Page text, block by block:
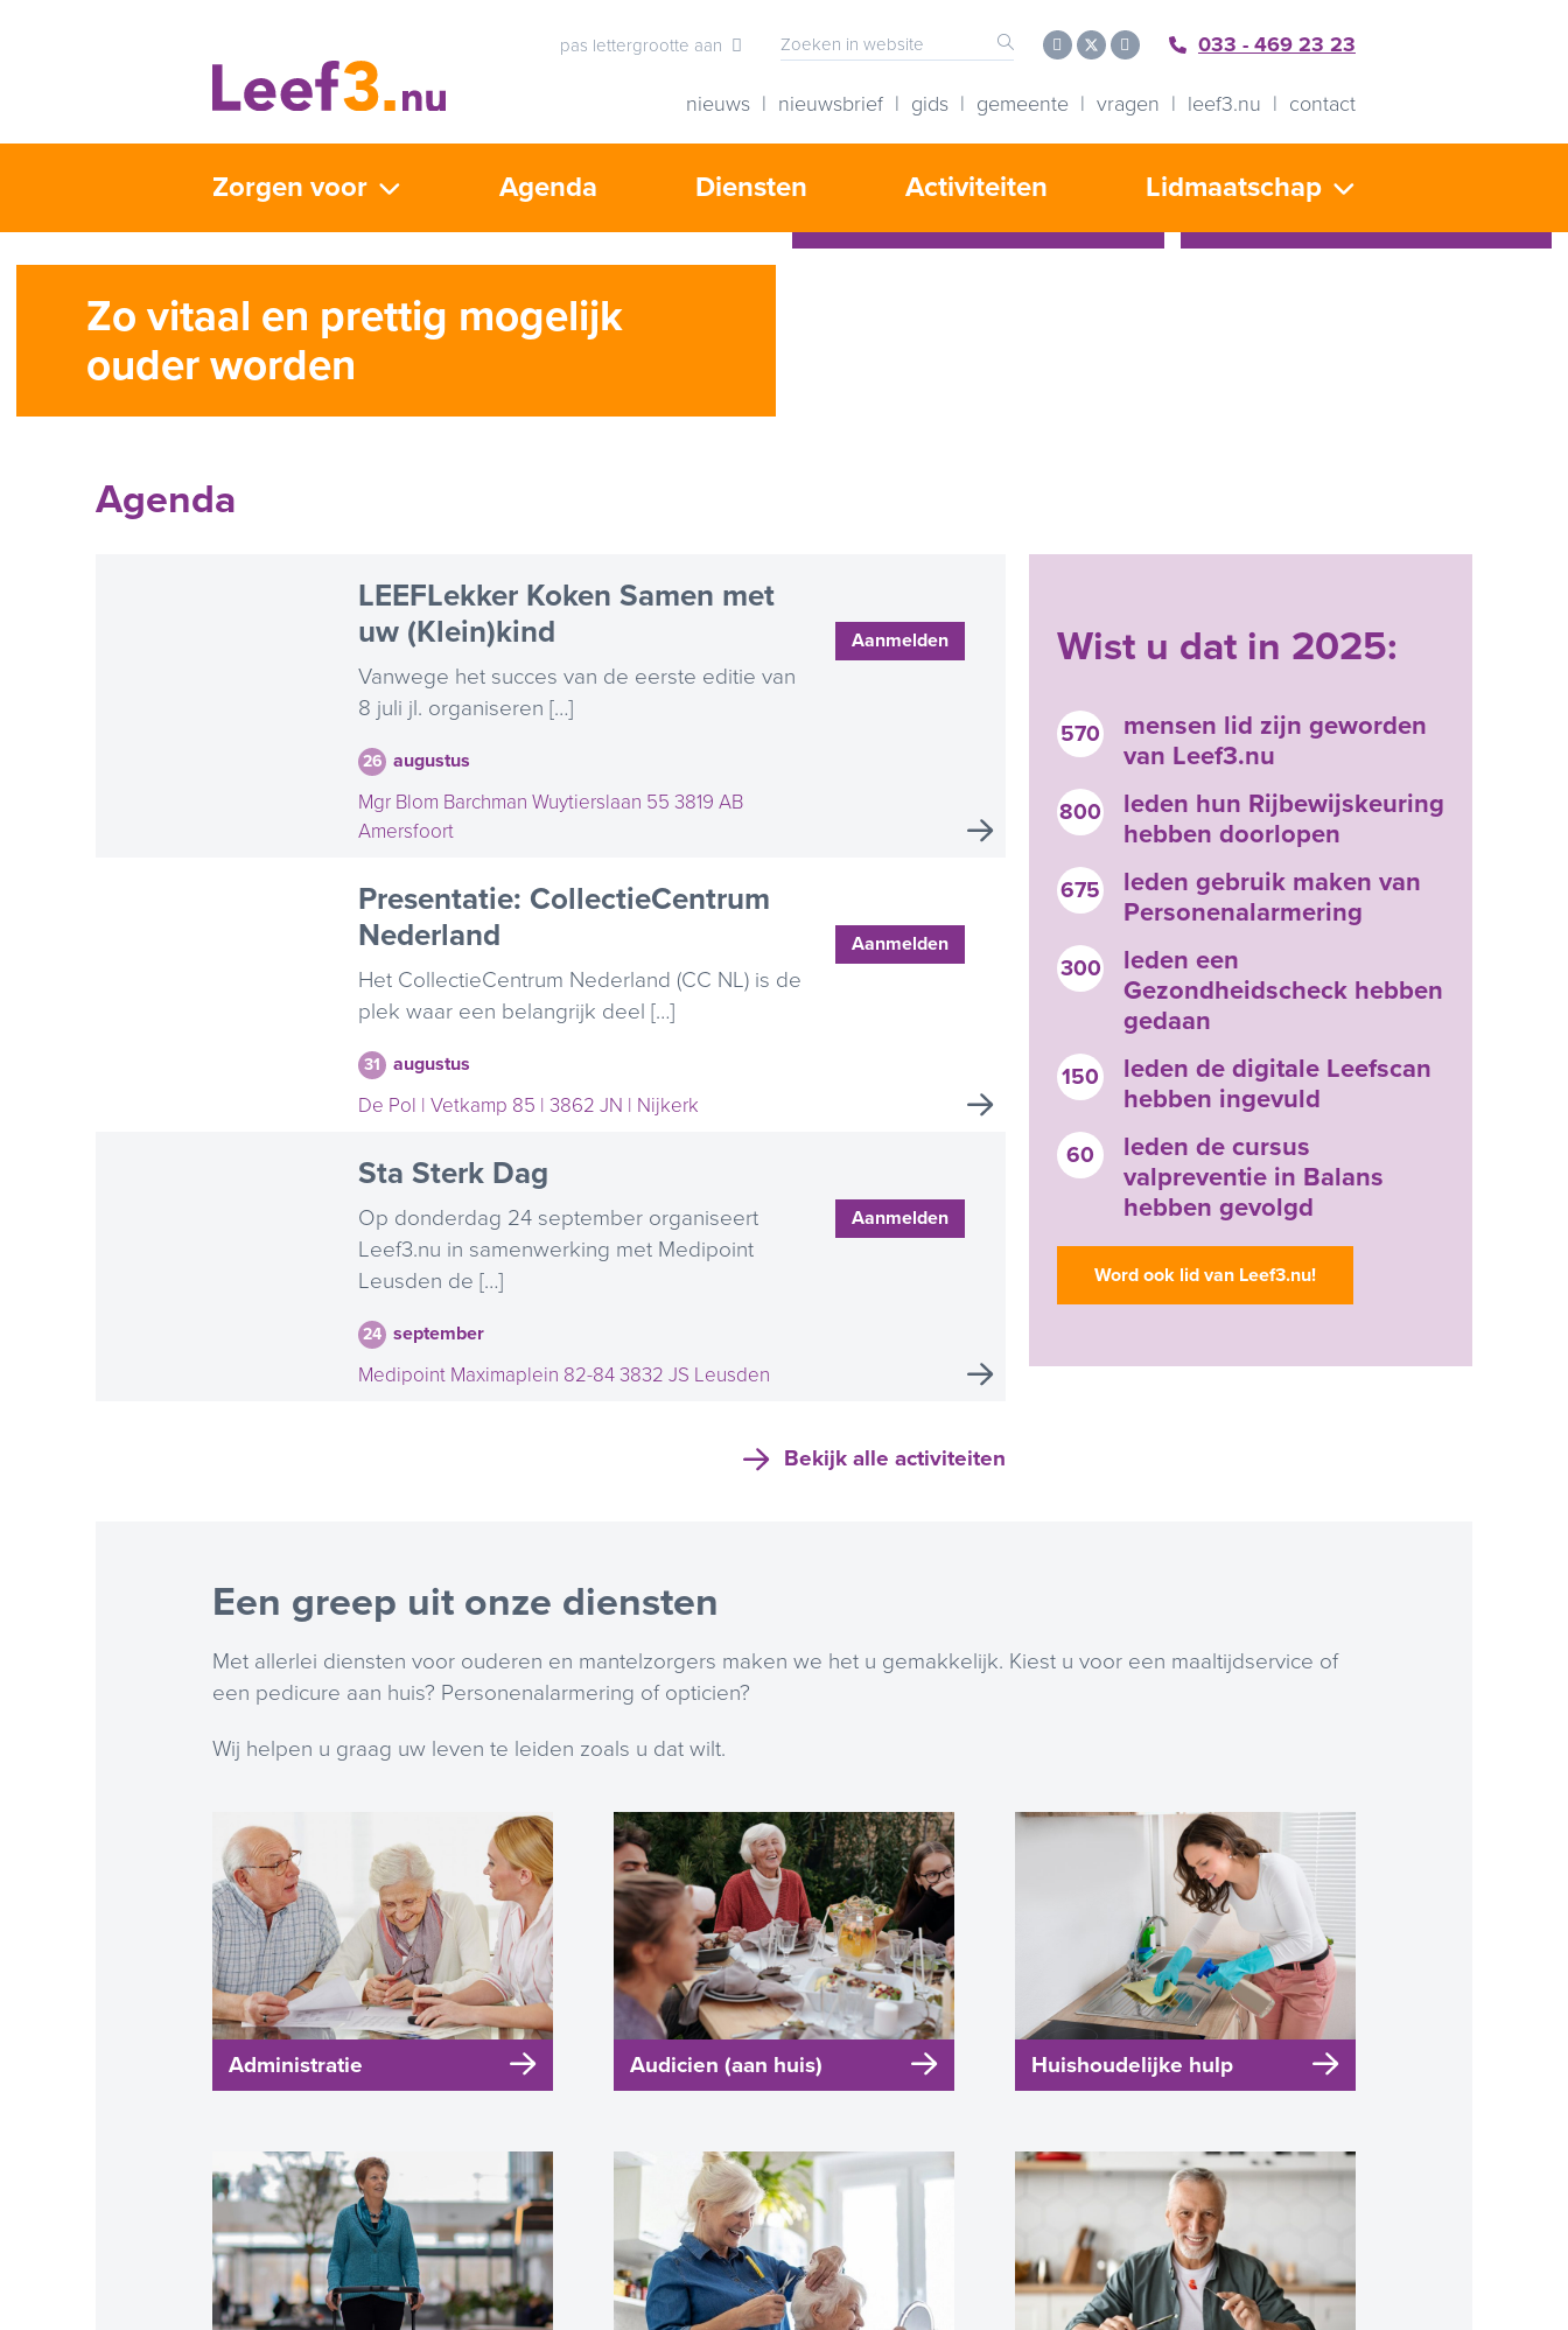
pas lettergrootte aan 033 - 469 23 23
nieuws nieuwsbrief gids gemeente vragen leef3.nu contact
Zorgen voor Agenda Diensten Activiteiten Lidmaatschap
Zo vitaal en prettig mogelijk
ouder worden
Uitgekookt vergoedt
LEEFFit: Aqua Vitaal
Agenda
LEEFLekker Koken Samen met
uw (Klein)kind
Vanwege het succes van de eerste editie van
8 juli jl. organiseren […]
26 augustus
Mgr Blom Barchman Wuytierslaan 55 3819 AB
Amersfoort
Aanmelden
Presentatie: CollectieCentrum
Nederland
Het CollectieCentrum Nederland (CC NL) is de
plek waar een belangrijk deel […]
31 augustus
De Pol | Vetkamp 85 | 3862 JN | Nijkerk
Aanmelden
Sta Sterk Dag
Op donderdag 24 september organiseert
Leef3.nu in samenwerking met Medipoint
Leusden de […]
24 september
Medipoint Maximaplein 82-84 3832 JS Leusden
Aanmelden
Wist u dat in 2025:
570
mensen lid zijn geworden
van Leef3.nu
800
leden hun Rijbewijskeuring
hebben doorlopen
675
leden gebruik maken van
Personenalarmering
300
leden een
Gezondheidscheck hebben
gedaan
150
leden de digitale Leefscan
hebben ingevuld
60
leden de cursus
valpreventie in Balans
hebben gevolgd
Word ook lid van Leef3.nu!
Bekijk alle activiteiten
Een greep uit onze diensten
Met allerlei diensten voor ouderen en mantelzorgers maken we het u gemakkelijk. Kiest u voor een maaltijdservice of
een pedicure aan huis? Personenalarmering of opticien?
Wij helpen u graag uw leven te leiden zoals u dat wilt.
Administratie Audicien (aan huis) Huishoudelijke hulp